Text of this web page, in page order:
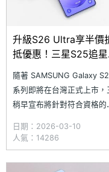
升級S26 Ultra享半價
抵優惠！三星S25追星
遇舊換新方案一次看
隨著 SAMSUNG Galaxy
系列即將在台灣正式上市，
稍早宣布將針對符合資格的
「追星禮遇 50% 舊換新旗艦
級方案」的專屬購機優惠，
在 3/13~4/30 期間，攜帶
日期：2026-03-10
人氣：14286